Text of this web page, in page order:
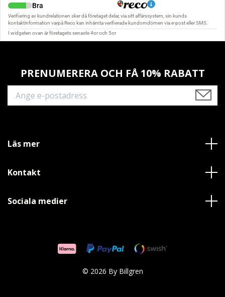
PRENUMERERA OCH FÅ 10% RABATT
Läs mer
Kontakt
Sociala medier
© 2026 By Billgren